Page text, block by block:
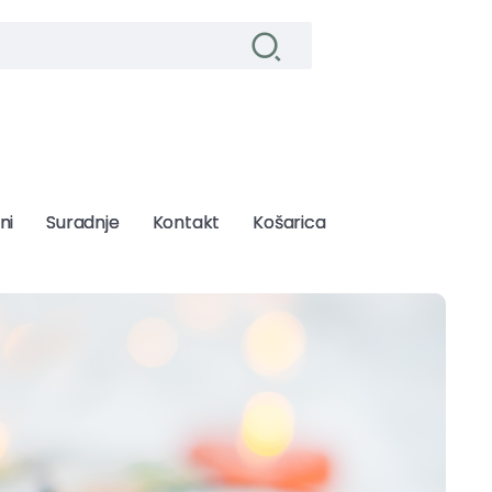
Suradnje Kontakt Košarica
Suradnje Kontakt Košarica